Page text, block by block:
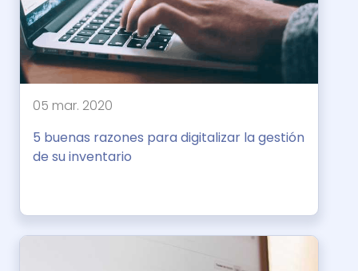
05 mar. 2020
5 buenas razones para digitalizar la gestión
de su inventario